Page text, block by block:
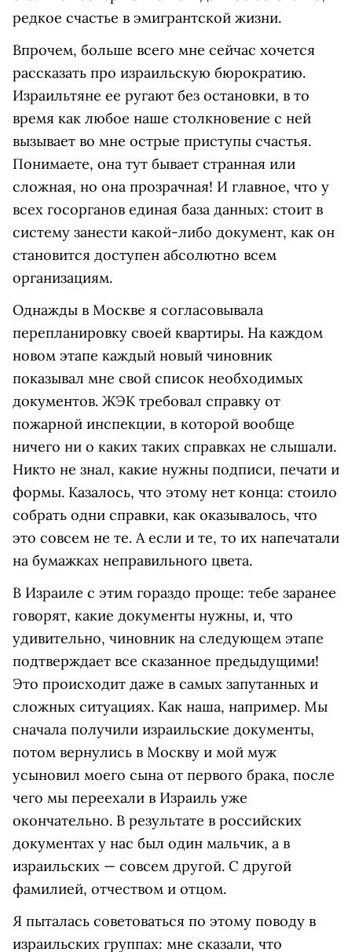
редкое счастье в эмигрантской жизни.
Впрочем, больше всего мне сейчас хочется
рассказать про израильскую бюрократию.
Израильтяне ее ругают без остановки, в то
время как любое наше столкновение с ней
вызывает во мне острые приступы счастья.
Понимаете, она тут бывает странная или
сложная, но она прозрачная! И главное, что у
всех госорганов единая база данных: стоит в
систему занести какой-либо документ, как он
становится доступен абсолютно всем
организациям.
Однажды в Москве я согласовывала
перепланировку своей квартиры. На каждом
новом этапе каждый новый чиновник
показывал мне свой список необходимых
документов. ЖЭК требовал справку от
пожарной инспекции, в которой вообще
ничего ни о каких таких справках не слышали.
Никто не знал, какие нужны подписи, печати и
формы. Казалось, что этому нет конца: стоило
собрать одни справки, как оказывалось, что
это совсем не те. А если и те, то их напечатали
на бумажках неправильного цвета.
В Израиле с этим гораздо проще: тебе заранее
говорят, какие документы нужны, и, что
удивительно, чиновник на следующем этапе
подтверждает все сказанное предыдущими!
Это происходит даже в самых запутанных и
сложных ситуациях. Как наша, например. Мы
сначала получили израильские документы,
потом вернулись в Москву и мой муж
усыновил моего сына от первого брака, после
чего мы переехали в Израиль уже
окончательно. В результате в российских
документах у нас был один мальчик, а в
израильских — совсем другой. С другой
фамилией, отчеством и отцом.
Я пыталась советоваться по этому поводу в
израильских группах: мне сказали, что